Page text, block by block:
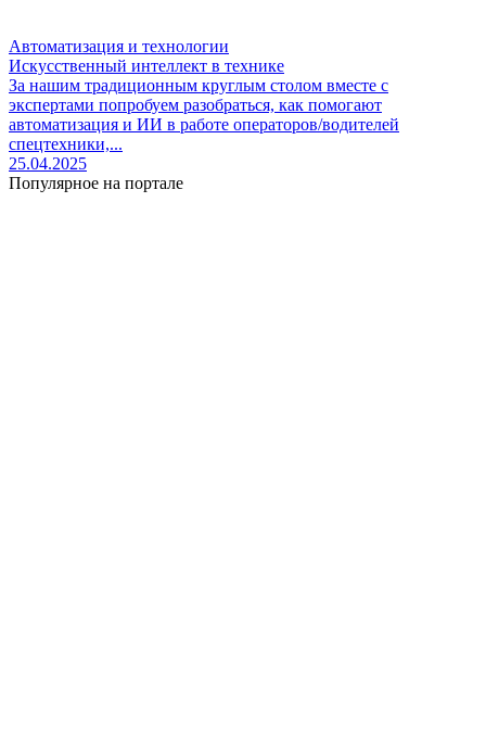
Автоматизация и технологии
Искусственный интеллект в технике
За нашим традиционным круглым столом вместе с
экспертами попробуем разобраться, как помогают
автоматизация и ИИ в работе операторов/водителей
спецтехники,...
25.04.2025
Популярное на портале